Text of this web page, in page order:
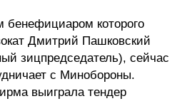
которого
Дмитрий Пашковский
зицпредседатель), сейчас
с Минобороны.
выиграла тендер